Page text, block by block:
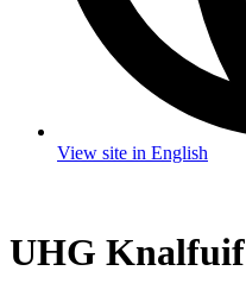
View site in English
UHG Knalfuif